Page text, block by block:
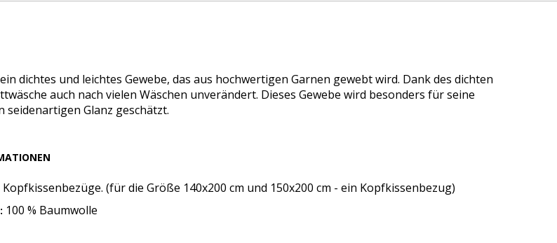
dichtes und leichtes Gewebe, das aus hochwertigen Garnen gewebt wird. Dank des dichten
auch nach vielen Wäschen unverändert. Dieses Gewebe wird besonders für seine
seidenartigen Glanz geschätzt.
(für die Größe 140x200 cm und 150x200 cm - ein Kopfkissenbezug)
100 % Baumwolle